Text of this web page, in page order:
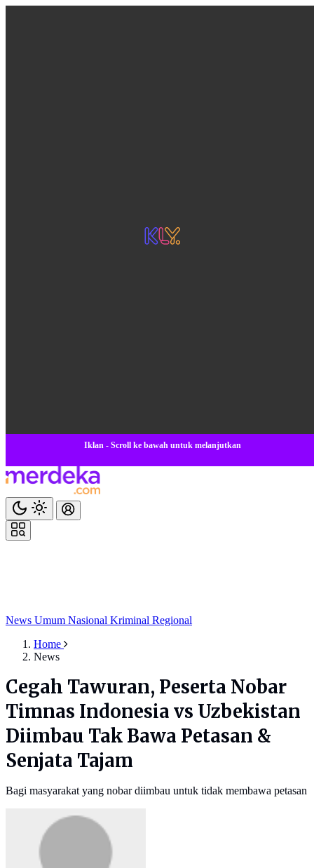
Iklan - Scroll ke bawah untuk melanjutkan
News Umum Nasional Kriminal Regional
Home
News
Cegah Tawuran, Peserta Nobar
Timnas Indonesia vs Uzbekistan
Diimbau Tak Bawa Petasan &
Senjata Tajam
Bagi masyarakat yang nobar diimbau untuk tidak membawa petasan